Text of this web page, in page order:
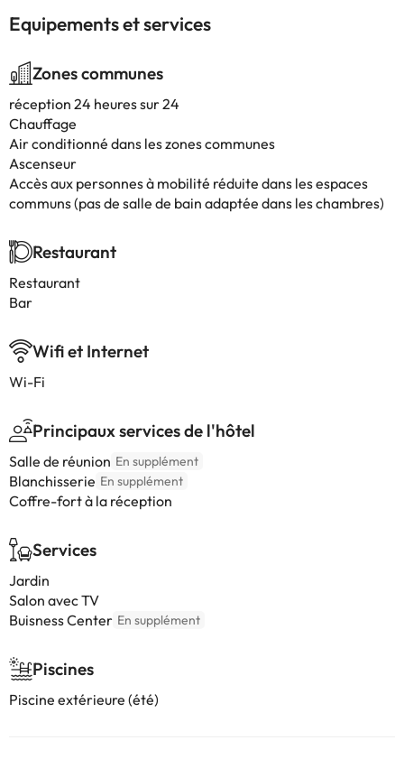
Equipements et services
Zones communes
réception 24 heures sur 24
Chauffage
Air conditionné dans les zones communes
Ascenseur
Accès aux personnes à mobilité réduite dans les espaces
communs (pas de salle de bain adaptée dans les chambres)
Restaurant
Restaurant
Bar
Wifi et Internet
Wi-Fi
Principaux services de l'hôtel
Salle de réunion En supplément
Blanchisserie En supplément
Coffre-fort à la réception
Services
Jardin
Salon avec TV
Buisness Center En supplément
Piscines
Piscine extérieure (été)